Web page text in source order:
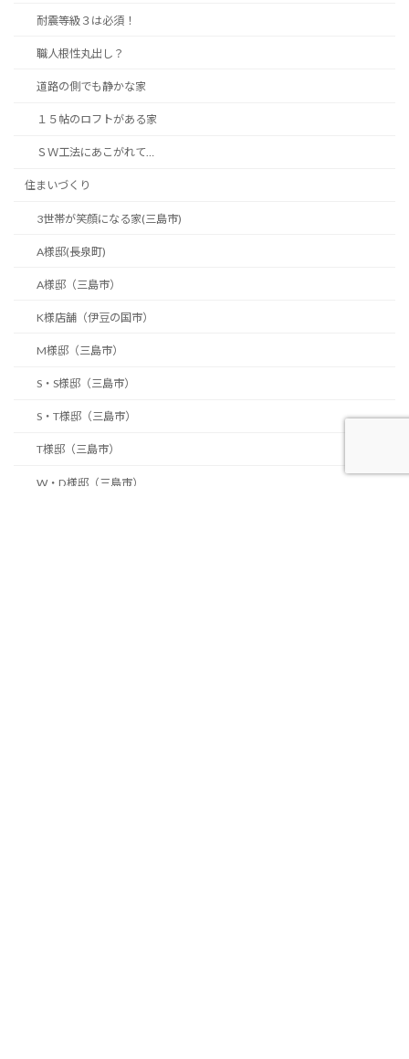
耐震等級３は必須！
職人根性丸出し？
道路の側でも静かな家
１５帖のロフトがある家
ＳＷ工法にあこがれて…
住まいづくり
3世帯が笑顔になる家(三島市)
A様邸(長泉町)
A様邸（三島市）
K様店舗（伊豆の国市）
M様邸（三島市）
S・S様邸（三島市）
S・T様邸（三島市）
T様邸（三島市）
W・D様邸（三島市）